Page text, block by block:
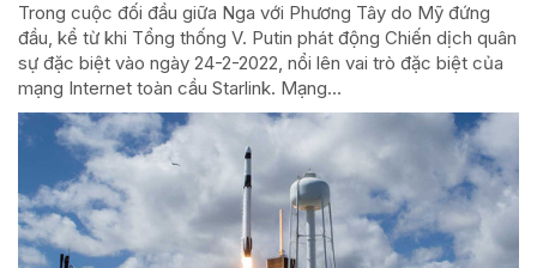
Trong cuộc đối đầu giữa Nga với Phương Tây do Mỹ đứng
đầu, kể từ khi Tổng thống V. Putin phát động Chiến dịch quân
sự đặc biệt vào ngày 24-2-2022, nổi lên vai trò đặc biệt của
mạng Internet toàn cầu Starlink. Mạng...